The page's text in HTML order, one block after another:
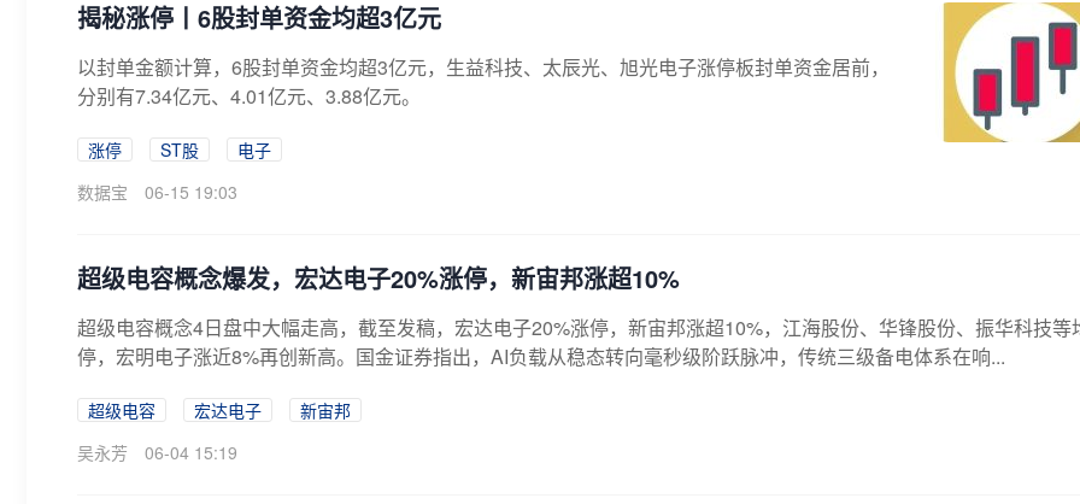
揭秘涨停丨6股封单资金均超3亿元
以封单金额计算，6股封单资金均超3亿元，生益科技、太辰光、旭光电子涨停板封单资金居前，
分别有7.34亿元、4.01亿元、3.88亿元。
涨停 ST股
电子
数据宝
06-15 19:03
超级电容概念爆发，宏达电子20%涨停，新宙邦涨超10%
超级电容概念4日盘中大幅走高，截至发稿，宏达电子20%涨停，新宙邦涨超10%，江海股份、华锋股份、振华科技等
停，宏明电子涨近8%再创新高。国金证券指出，AI负载从稳态转向毫秒级阶跃脉冲，传统三级备电体系在响...
超级电容 宏达电子
新宙邦
吴永芳
06-04 15:19